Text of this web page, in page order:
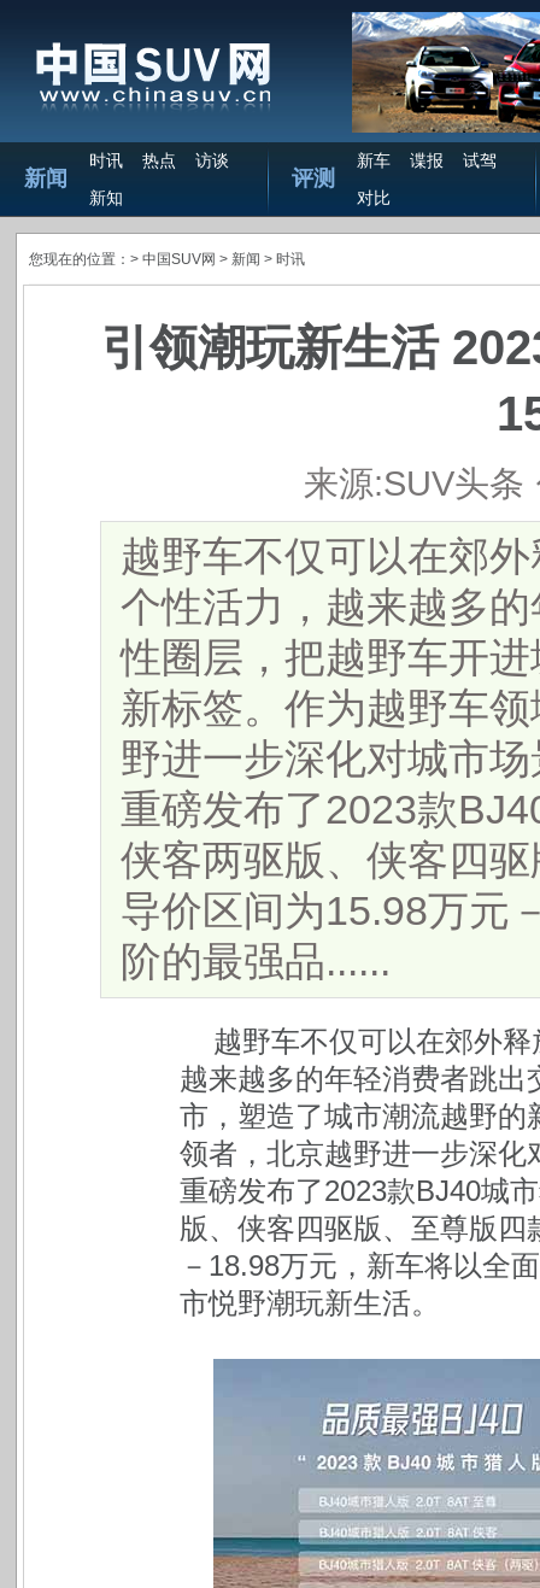
新闻
时讯 热点
访谈
新知
评测
新车 谍报
试驾
对比
您现在的位置：> 中国SUV网 > 新闻 > 时讯
引领潮玩新生活
来源:SUV头条
越野车不仅可以在郊
个性活力，越来越多
性圈层，把越野车开
新标签。作为越野车
野进一步深化对城市
重磅发布了2023款
侠客两驱版、侠客四
导价区间为15.98万元
阶的最强品......
越野车不仅可以在郊外
越来越多的年轻消费者跳
市，塑造了城市潮流越野
领者，北京越野进一步深
重磅发布了2023款BJ40城
版、侠客四驱版、至尊版
－18.98万元，新车将以全
市悦野潮玩新生活。